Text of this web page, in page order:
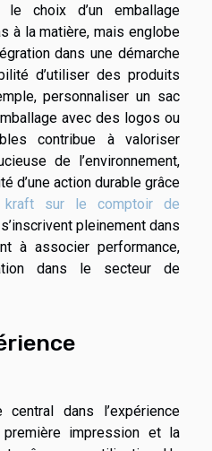
choix d’un emballage
à la matière, mais englobe
dans une démarche
d’utiliser des produits
personnaliser un sac
avec des logos ou
contribue à valoriser
de l’environnement,
d’une action durable grâce
kraft sur le comptoir de
pleinement dans
à associer performance,
dans le secteur de
central dans l’expérience
impression et la